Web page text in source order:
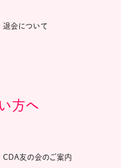
退会について
方へ
CDA友の会のご案内